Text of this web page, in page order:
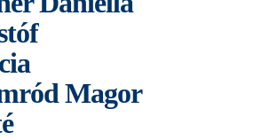
Magor